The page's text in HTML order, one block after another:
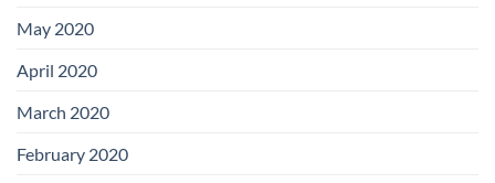
May 2020
April 2020
March 2020
February 2020